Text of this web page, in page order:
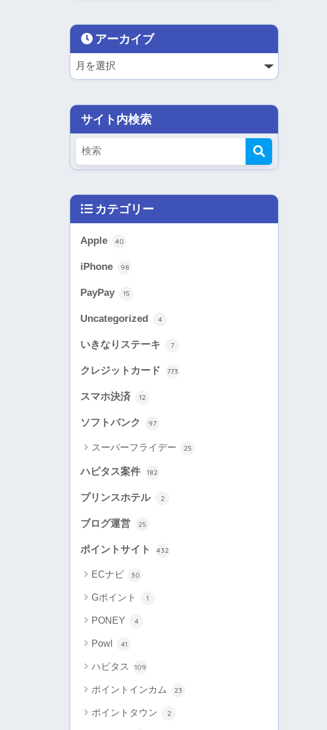
アーカイブ
サイト内検索
カテゴリー
Apple 40
iPhone 98
PayPay 15
Uncategorized 4
いきなりステーキ 7
クレジットカード 773
スマホ決済 12
ソフトバンク 97
スーパーフライデー 25
ハピタス案件 182
プリンスホテル 2
ブログ運営 25
ポイントサイト 432
ECナビ 30
Gポイント 1
PONEY 4
Powl 41
ハピタス 109
ポイントインカム 23
ポイントタウン 2